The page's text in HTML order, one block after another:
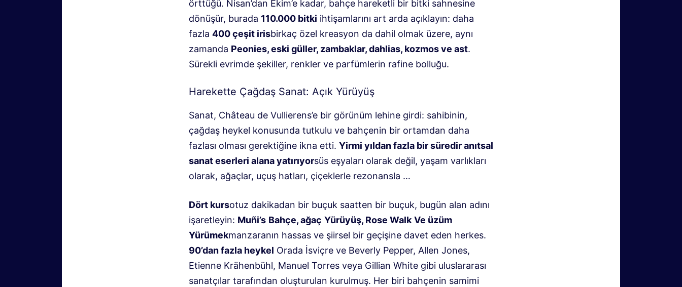
örttüğü. Nisan’dan Ekim’e kadar, bahçe hareketli bir bitki sahnesine
dönüşür, burada 110.000 bitki ihtişamlarını art arda açıklayın: daha
fazla 400 çeşit irisbirkaç özel kreasyon da dahil olmak üzere, aynı
zamanda Peonies, eski güller, zambaklar, dahlias, kozmos ve ast.
Sürekli evrimde şekiller, renkler ve parfümlerin rafine bolluğu.
Harekette Çağdaş Sanat: Açık Yürüyüş
Sanat, Château de Vullierens’e bir görünüm lehine girdi: sahibinin,
çağdaş heykel konusunda tutkulu ve bahçenin bir ortamdan daha
fazlası olması gerektiğine ikna etti. Yirmi yıldan fazla bir süredir anıtsal
sanat eserleri alana yatırıyorsüs eşyaları olarak değil, yaşam varlıkları
olarak, ağaçlar, uçuş hatları, çiçeklerle rezonansla …
Dört kursotuz dakikadan bir buçuk saatten bir buçuk, bugün alan adını
işaretleyin: Muñi’s Bahçe, ağaç Yürüyüş, Rose Walk Ve üzüm
Yürümekmanzaranın hassas ve şiirsel bir geçişine davet eden herkes.
90’dan fazla heykel Orada İsviçre ve Beverly Pepper, Allen Jones,
Etienne Krähenbühl, Manuel Torres veya Gillian White gibi uluslararası
sanatçılar tarafından oluşturulan kurulmuş. Her biri bahçenin samimi